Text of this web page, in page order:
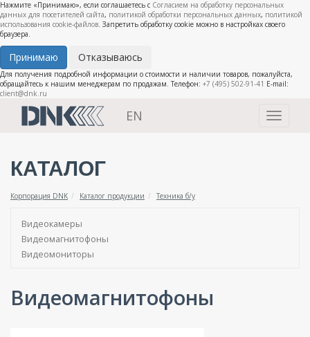
Нажмите «Принимаю», если соглашаетесь с Согласием на обработку персональных
данных для посетителей сайта, политикой обработки персональных данных, политикой
использования cookie-файлов. Запретить обработку cookie можно в настройках своего
браузера.
Принимаю Отказываюсь
Для получения подробной информации о стоимости и наличии товаров, пожалуйста,
обращайтесь к нашим менеджерам по продажам. Телефон: +7 (495) 502-91-41 E-mail:
client@dnk.ru
Toggle
EN
КАТАЛОГ
Корпорация DNK Каталог продукции Техника б/у
Видеокамеры
Видеомагнитофоны
Видеомониторы
Видеомагнитофоны